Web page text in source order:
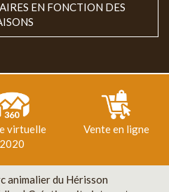
EN FONCTION DES
virtuelle
2020
Vente en ligne
du Hérisson